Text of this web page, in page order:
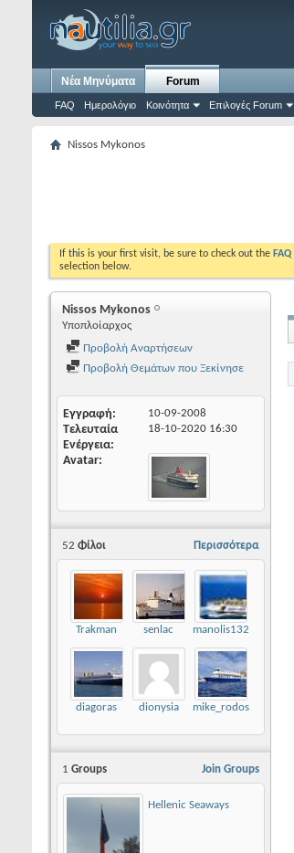
Νέα Μηνύματα Forum
FAQ Ημερολόγιο Κοινότητα Επιλογές Forum
Nissos Mykonos
If this is your first visit, be sure to check out the FAQ
selection below.
Nissos Mykonos
Υποπλοίαρχος
Προβολή Αναρτήσεων
Προβολή Θεμάτων που Ξεκίνησε
Εγγραφή 10-09-2008
Τελευταία
Ενέργεια
18-10-2020 16:30
Avatar
Περισσότερα
52 Φίλοι
Trakman senlac manolis132
diagoras dionysia mike_rodos
Join Groups
1 Groups
Hellenic Seaways